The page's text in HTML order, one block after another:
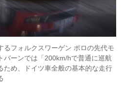
フォルクスワーゲン ポロの先代モ
バーンでは「200km/hで普通に巡航
ため、ドイツ車全般の基本的な走行